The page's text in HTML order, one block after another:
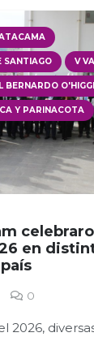
SANTIAGO V
BERNARDO
Y PARINACOTA
en
0
2026,